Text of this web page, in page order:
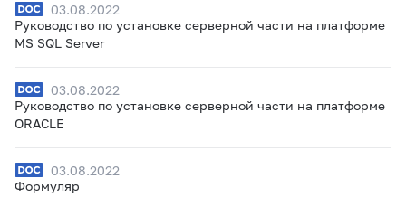
03.08.2022
Руководство по установке серверной части на платформе
MS SQL Server
03.08.2022
Руководство по установке серверной части на платформе
ORACLE
03.08.2022
Формуляр